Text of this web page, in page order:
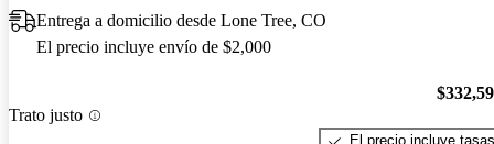
Entrega a domicilio desde Lone Tree, CO
El precio incluye envío de $2,000
Trato justo
El precio incluye tasas